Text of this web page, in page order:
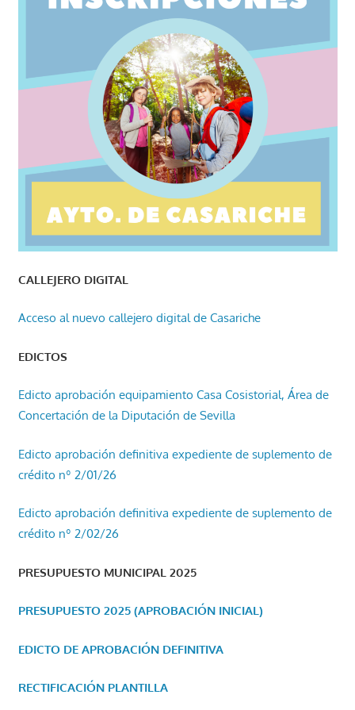
CALLEJERO DIGITAL
Acceso al nuevo callejero digital de Casariche
EDICTOS
Edicto aprobación equipamiento Casa Cosistorial, Área de
Concertación de la Diputación de Sevilla
Edicto aprobación definitiva expediente de suplemento de
crédito nº 2/01/26
Edicto aprobación definitiva expediente de suplemento de
crédito nº 2/02/26
PRESUPUESTO MUNICIPAL 2025
PRESUPUESTO 2025 (APROBACIÓN INICIAL)
EDICTO DE APROBACIÓN DEFINITIVA
RECTIFICACIÓN PLANTILLA